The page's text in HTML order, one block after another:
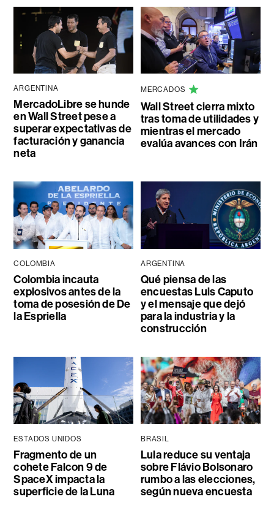
ARGENTINA
MercadoLibre se hunde
en Wall Street pese a
superar expectativas de
facturación y ganancia
neta
MERCADOS
Wall Street cierra mixto
tras toma de utilidades y
mientras el mercado
evalúa avances con Irán
COLOMBIA
Colombia incauta
explosivos antes de la
toma de posesión de De
la Espriella
ARGENTINA
Qué piensa de las
encuestas Luis Caputo
y el mensaje que dejó
para la industria y la
construcción
ESTADOS UNIDOS
Fragmento de un
cohete Falcon 9 de
SpaceX impacta la
superficie de la Luna
BRASIL
Lula reduce su ventaja
sobre Flávio Bolsonaro
rumbo a las elecciones,
según nueva encuesta